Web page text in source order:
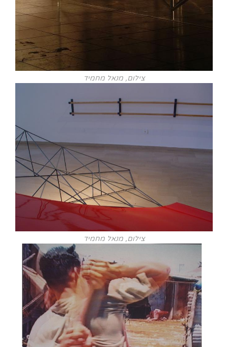
צילום, מנאל מחמיד
צילום, מנאל מחמיד